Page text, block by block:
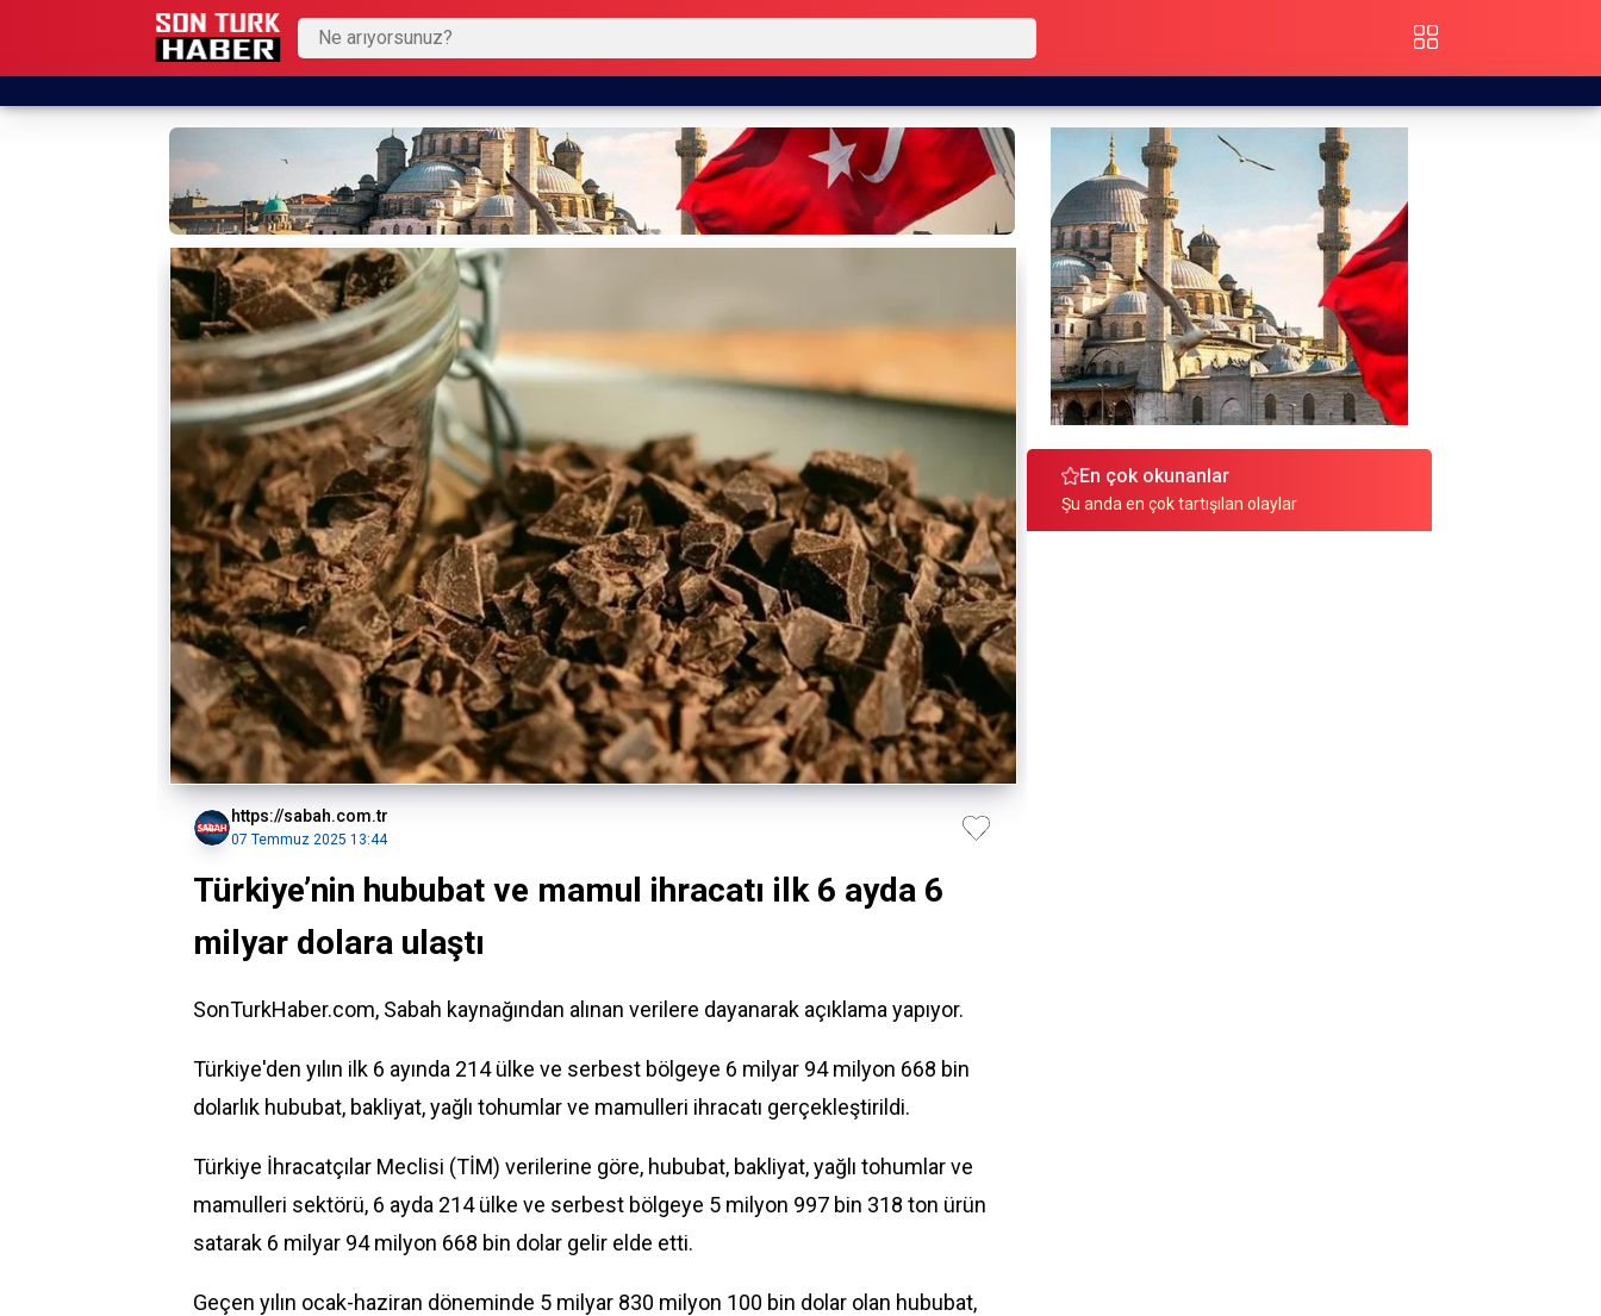
https://sabah.com.tr
07 Temmuz 2025 13:44
Türkiye’nin hububat ve mamul ihracatı ilk 6 ayda 6
milyar dolara ulaştı
SonTurkHaber.com, Sabah kaynağından alınan verilere dayanarak açıklama yapıyor.
Türkiye'den yılın ilk 6 ayında 214 ülke ve serbest bölgeye 6 milyar 94 milyon 668 bin
dolarlık hububat, bakliyat, yağlı tohumlar ve mamulleri ihracatı gerçekleştirildi.
Türkiye İhracatçılar Meclisi (TİM) verilerine göre, hububat, bakliyat, yağlı tohumlar ve
mamulleri sektörü, 6 ayda 214 ülke ve serbest bölgeye 5 milyon 997 bin 318 ton ürün
satarak 6 milyar 94 milyon 668 bin dolar gelir elde etti.
Geçen yılın ocak-haziran döneminde 5 milyar 830 milyon 100 bin dolar olan hububat,
En çok okunanlar
Şu anda en çok tartışılan olaylar